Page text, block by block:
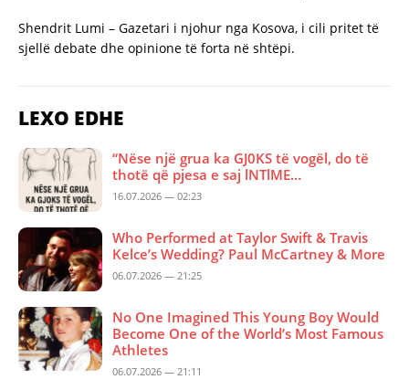
Shendrit Lumi – Gazetari i njohur nga Kosova, i cili pritet të
sjellë debate dhe opinione të forta në shtëpi.
LEXO EDHE
“Nëse një grua ka GJ0KS të vogël, do të
thotë që pjesa e saj lNTlME…
16.07.2026 — 02:23
Who Performed at Taylor Swift & Travis
Kelce’s Wedding? Paul McCartney & More
06.07.2026 — 21:25
No One Imagined This Young Boy Would
Become One of the World’s Most Famous
Athletes
06.07.2026 — 21:11